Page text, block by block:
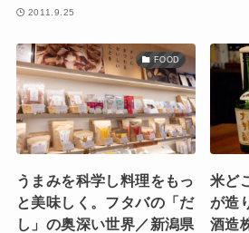
2011.9.25
FOOD
うまみを科学し料理をもっ
と美味しく。フタバの「だ
し」の奥深い世界／新潟県
米ど
が造
酒造